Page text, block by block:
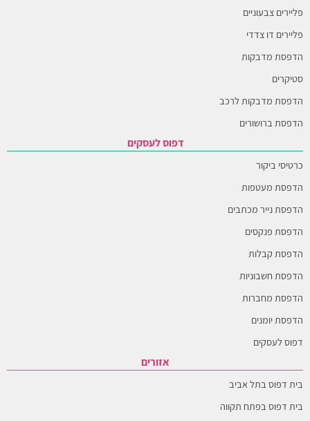
פליירים צבעוניים
פליירים דו צדדי
הדפסת מדבקות
סטיקרים
הדפסת מדבקות לרכב
הדפסת ברושורים
דפוס לעסקים
כרטיסי ביקור
הדפסת מעטפות
הדפסת נייר מכתבים
הדפסת פנקסים
הדפסת קבלות
הדפסת חשבוניות
הדפסת מחברות
הדפסת יומנים
דפוס לעסקים
אזורים
בית דפוס בתל אביב
בית דפוס בפתח תקווה